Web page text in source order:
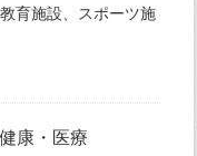
育施設、スポーツ施
康・医療